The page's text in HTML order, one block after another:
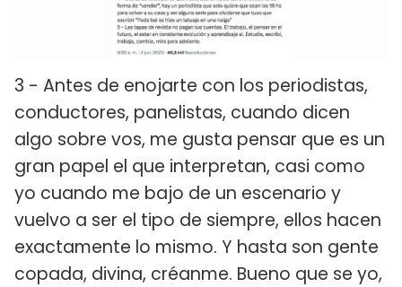
3 - Antes de enojarte con los periodistas,
conductores, panelistas, cuando dicen
algo sobre vos, me gusta pensar que es un
gran papel el que interpretan, casi como
yo cuando me bajo de un escenario y
vuelvo a ser el tipo de siempre, ellos hacen
exactamente lo mismo. Y hasta son gente
copada, divina, créanme. Bueno que se yo,